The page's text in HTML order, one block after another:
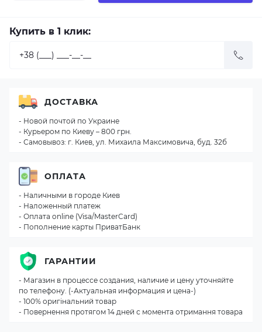
Купить в 1 клик:
ДОСТАВКА
- Новой почтой по Украине
- Курьером по Киеву – 800 грн.
- Самовывоз: г. Киев, ул. Михаила Максимовича, буд. 32б
ОПЛАТА
- Наличными в городе Киев
- Наложенный платеж
- Оплата online (Visa/MasterCard)
- Пополнение карты ПриватБанк
ГАРАНТИИ
- Магазин в процессе создания, наличие и цену уточняйте
по телефону. (-Актуальная информация и цена-)
- 100% оригінальний товар
- Повернення протягом 14 дней с момента отримання товара